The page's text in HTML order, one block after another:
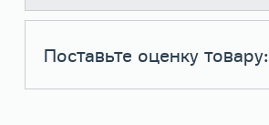
Поставьте оценку товару: